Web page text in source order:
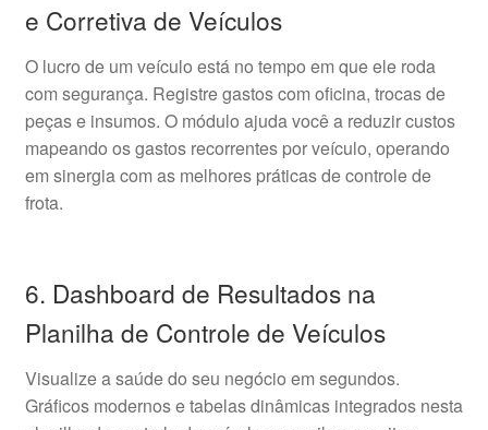
e Corretiva de Veículos
O lucro de um veículo está no tempo em que ele roda
com segurança. Registre gastos com oficina, trocas de
peças e insumos. O módulo ajuda você a reduzir custos
mapeando os gastos recorrentes por veículo, operando
em sinergia com as melhores práticas de controle de
frota.
6. Dashboard de Resultados na
Planilha de Controle de Veículos
Visualize a saúde do seu negócio em segundos.
Gráficos modernos e tabelas dinâmicas integrados nesta